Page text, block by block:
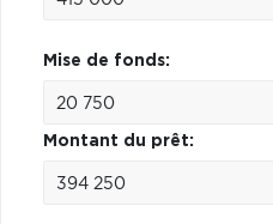
Mise de fonds:
Montant du prêt: